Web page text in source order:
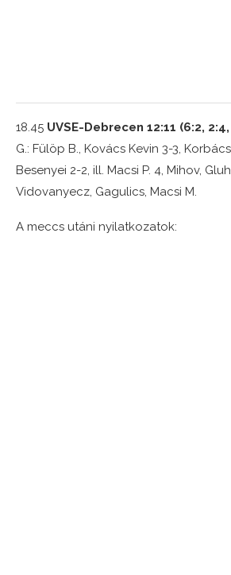
18.45 UVSE-Debrecen 12:11 (6:2, 2:4,
G.: Fülöp B., Kovács Kevin 3-3,
Besenyei 2-2, ill. Macsi P. 4, Mihov,
Vidovanyecz, Gagulics, Macsi M.
A meccs utáni nyilatkozatok: